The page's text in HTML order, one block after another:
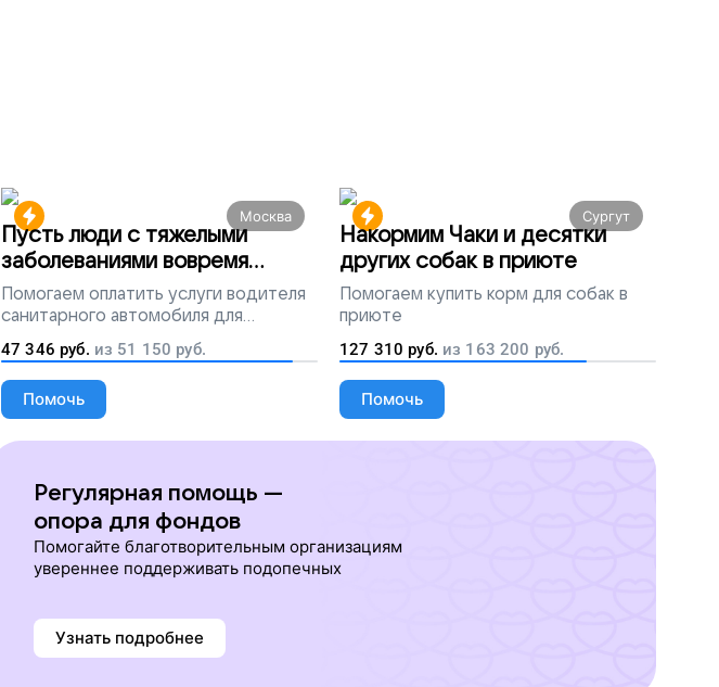
Москва
Пусть люди с тяжелыми
заболеваниями вовремя
попадут на лечение
Помогаем оплатить услуги водителя
санитарного автомобиля для
перевозки тяжелобольных людей
47 346 руб. из 51 150 руб.
Помочь
Сургут
Накормим Чаки и десятки
других собак в приюте
Помогаем купить корм для собак в
приюте
127 310 руб. из 163 200 руб.
Помочь
Регулярная помощь —
опора для фондов
Помогайте благотворительным организациям
увереннее поддерживать подопечных
Узнать подробнее